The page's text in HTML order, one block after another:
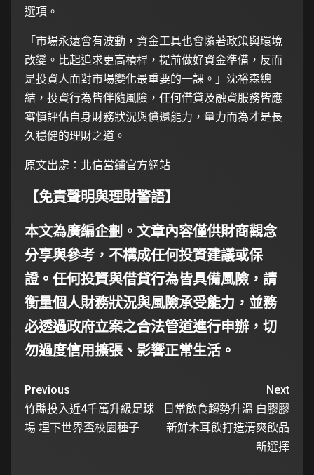
選項。
「市場永遠會有波動，資金工具也會隨著政策與環境
改變。比起追求更高槓桿，提前做好資金準備，反而
是投資人面對市場變化最重要的一課。」沈裕森總
結，投資行為皆伴隨風險，任何借貸及融資服務皆應
審慎評估自身財務狀況與償還能力，量力而為才是長
久穩健的理財之道。
原文出處：北信當鋪官方網站
【免責聲明與理財警語】
本文為廣編企劃。文章內容僅供財商觀念
分享與參考，不構成任何投資建議或保
證。任何投資與借貸行為皆具備風險，請
衡量個人財務狀況與風險承受能力，並務
必透過政府立案之合法管道進行申辦，切
勿過度信用擴張、影響正常生活。
Previous
竹縣投入近4千萬升級足球
場 埋下世界盃校園種子
Next
日常飲食趨勢升溫 白膠膠
新鮮木耳飲打造清爽飲品
新選擇